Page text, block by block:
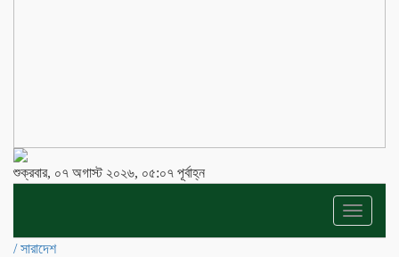
শুক্রবার, ০৭ অগাস্ট ২০২৬, ০৫:০৭ পূর্বাহ্ন
Toggle
/সারাদেশ